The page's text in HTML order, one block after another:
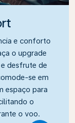
e conforto
o upgrade
desfrute de
se em
espaço para
o
o voo.